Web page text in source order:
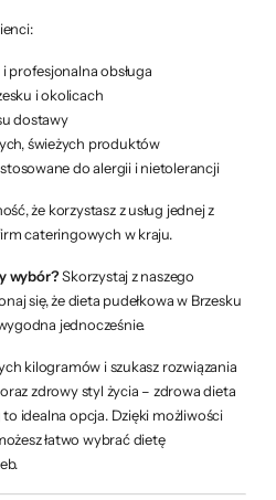
profesjonalna obsługa
i okolicach
dostawy
świeżych produktów
do alergii i nietolerancji
że korzystasz z usług jednej z
cateringowych w kraju.
wybór?Skorzystaj z naszego
się, że dieta pudełkowa w Brzesku
jednocześnie.
kilogramów i szukasz rozwiązania
zdrowy styl życia – zdrowa dieta
idealna opcja. Dzięki możliwości
łatwo wybrać dietę